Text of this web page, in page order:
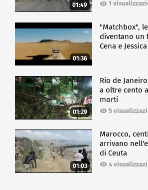
01:49 1
01:36
"Matchbox",
diventano un
Cena e
01:29
Rio de
a oltre cento
morti
5
01:03
Marocco,
arrivano
di Ceuta
4